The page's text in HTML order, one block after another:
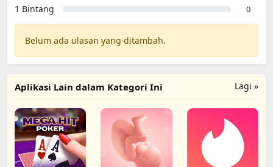
1 Bintang 0
Belum ada ulasan yang ditambah.
Lagi »
Aplikasi Lain dalam Kategori Ini